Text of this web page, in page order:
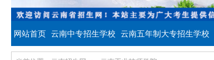
网站首页 云南中专招生学校 云南五年制大专招生学校